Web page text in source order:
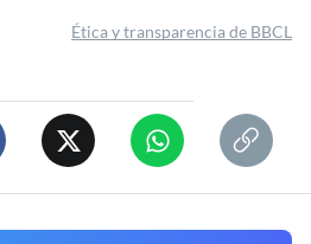
Ética y transparencia de BBCL